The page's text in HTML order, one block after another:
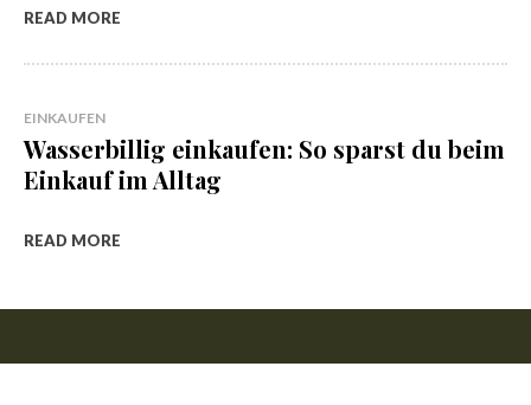
READ MORE
EINKAUFEN
Wasserbillig einkaufen: So sparst du beim
Einkauf im Alltag
READ MORE